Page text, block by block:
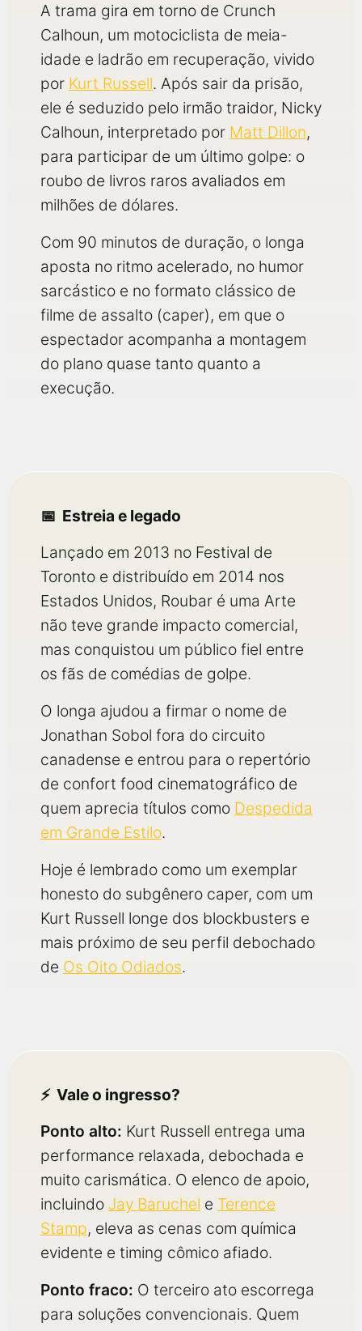
A trama gira em torno de Crunch
Calhoun, um motociclista de meia-
idade e ladrão em recuperação, vivido
por Kurt Russell. Após sair da prisão,
ele é seduzido pelo irmão traidor, Nicky
Calhoun, interpretado por Matt Dillon,
para participar de um último golpe: o
roubo de livros raros avaliados em
milhões de dólares.
Com 90 minutos de duração, o longa
aposta no ritmo acelerado, no humor
sarcástico e no formato clássico de
filme de assalto (caper), em que o
espectador acompanha a montagem
do plano quase tanto quanto a
execução.
Estreia e legado
Lançado em 2013 no Festival de
Toronto e distribuído em 2014 nos
Estados Unidos, Roubar é uma Arte
não teve grande impacto comercial,
mas conquistou um público fiel entre
os fãs de comédias de golpe.
O longa ajudou a firmar o nome de
Jonathan Sobol fora do circuito
canadense e entrou para o repertório
de confort food cinematográfico de
quem aprecia títulos como Despedida
em Grande Estilo.
Hoje é lembrado como um exemplar
honesto do subgênero caper, com um
Kurt Russell longe dos blockbusters e
mais próximo de seu perfil debochado
de Os Oito Odiados.
Vale o ingresso?
Ponto alto: Kurt Russell entrega uma
performance relaxada, debochada e
muito carismática. O elenco de apoio,
incluindo Jay Baruchel e Terence
Stamp, eleva as cenas com química
evidente e timing cômico afiado.
Ponto fraco: O terceiro ato escorrega
para soluções convencionais. Quem